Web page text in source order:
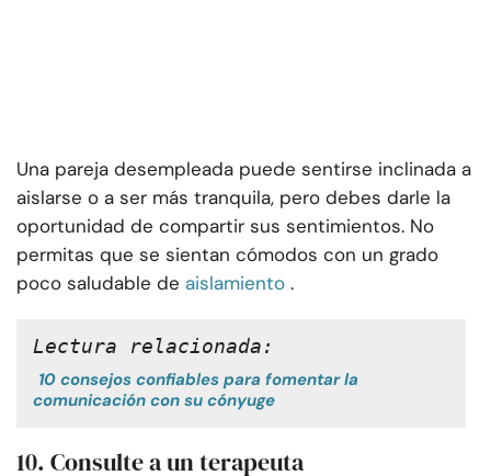
Una pareja desempleada puede sentirse inclinada a
aislarse o a ser más tranquila, pero debes darle la
oportunidad de compartir sus sentimientos. No
permitas que se sientan cómodos con un grado
poco saludable de aislamiento .
Lectura relacionada:
10 consejos confiables para fomentar la
comunicación con su cónyuge
10. Consulte a un terapeuta